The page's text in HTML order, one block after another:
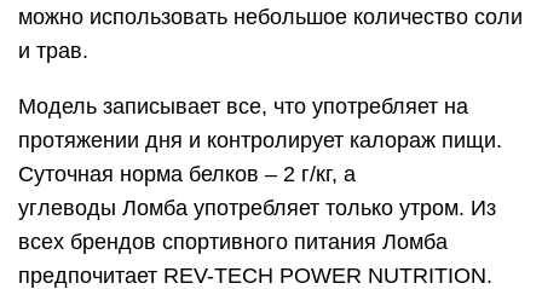
можно использовать небольшое количество соли
и трав.
Модель записывает все, что употребляет на
протяжении дня и контролирует калораж пищи.
Суточная норма белков – 2 г/кг, а
углеводы Ломба употребляет только утром. Из
всех брендов спортивного питания Ломба
предпочитает REV-TECH POWER NUTRITION.